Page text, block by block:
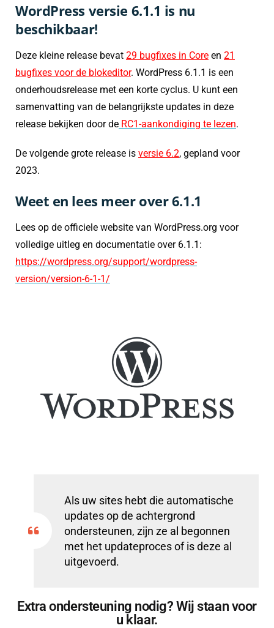
WordPress versie 6.1.1 is nu
beschikbaar!
Deze kleine release bevat 29 bugfixes in Core en 21
bugfixes voor de blokeditor. WordPress 6.1.1 is een
onderhoudsrelease met een korte cyclus. U kunt een
samenvatting van de belangrijkste updates in deze
release bekijken door de RC1-aankondiging te lezen.
De volgende grote release is versie 6.2, gepland voor
2023.
Weet en lees meer over 6.1.1
Lees op de officiele website van WordPress.org voor
volledige uitleg en documentatie over 6.1.1:
https://wordpress.org/support/wordpress-
version/version-6-1-1/
Als uw sites hebt die automatische
updates op de achtergrond
ondersteunen, zijn ze al begonnen
met het updateproces of is deze al
uitgevoerd.
Extra ondersteuning nodig? Wij staan voor
u klaar.